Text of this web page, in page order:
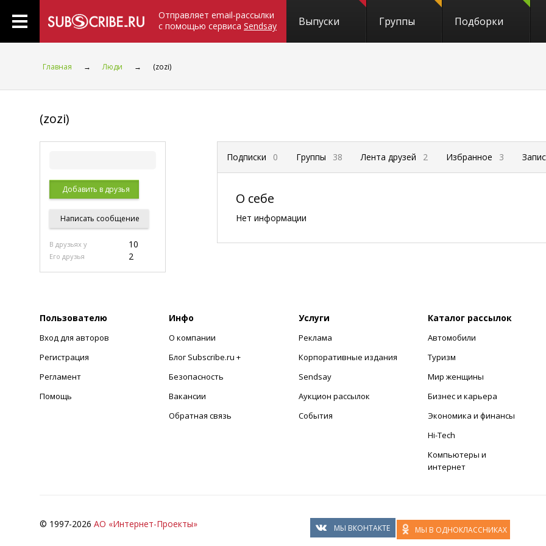
Отправляет email-рассылки
с помощью сервиса Sendsay Выпуски Группы Подборки
Главная → Люди → (zozi)
(zozi)
Добавить в друзья
Написать сообщение
В друзьях у 10
Его друзья 2
Подписки 0 Группы 38 Лента друзей 2 Избранное 3
О себе
Нет информации
Пользователю
Вход для авторов
Регистрация
Регламент
Помощь
Инфо
О компании
Блог Subscribe.ru +
Безопасность
Вакансии
Обратная связь
Услуги
Реклама
Корпоративные издания
Sendsay
Аукцион рассылок
События
Каталог рассылок
Автомобили
Туризм
Мир женщины
Бизнес и карьера
Экономика и финансы
Hi-Tech
Компьютеры и
интернет
© 1997-2026 АО «Интернет-Проекты» МЫ ВКОНТАКТЕ МЫ В ОДНОКЛАССНИКАХ